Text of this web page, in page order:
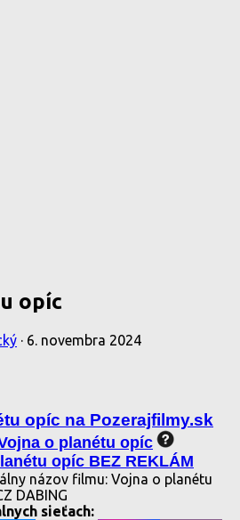
opíc
· 6. novembra 2024
opíc na Pozerajfilmy.sk
o planétu opíc
opíc BEZ REKLÁM
názov filmu: Vojna o planétu
DABING
sieťach: